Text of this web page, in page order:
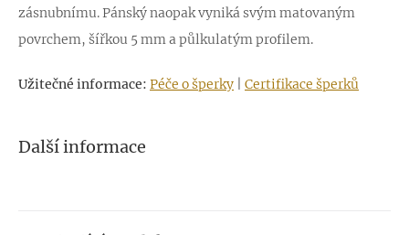
zásnubnímu. Pánský naopak vyniká svým matovaným
povrchem, šířkou 5 mm a půlkulatým profilem.
Užitečné informace: Péče o šperky Certifikace šperků
Další informace